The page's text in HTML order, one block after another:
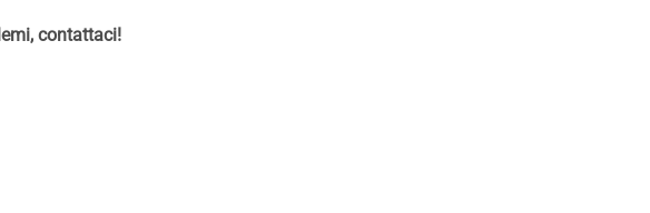
contattaci!